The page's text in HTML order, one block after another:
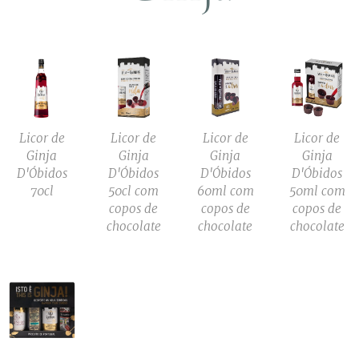
Licor de
Ginja
D'Óbidos
70cl
Licor de
Ginja
D'Óbidos
50cl com
copos de
chocolate
Licor de
Ginja
D'Óbidos
60ml com
copos de
chocolate
Licor de
Ginja
D'Óbidos
50ml com
copos de
chocolate